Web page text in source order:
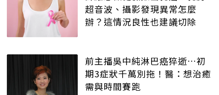
超音波、攝影發現異常怎麼
辦？這情況良性也建議切除
前主播吳中純淋巴癌猝逝…初
期3症狀千萬別拖！醫：想治癒
需與時間賽跑